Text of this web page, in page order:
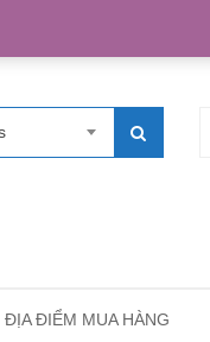
ĐỊA ĐIỂM MUA HÀNG